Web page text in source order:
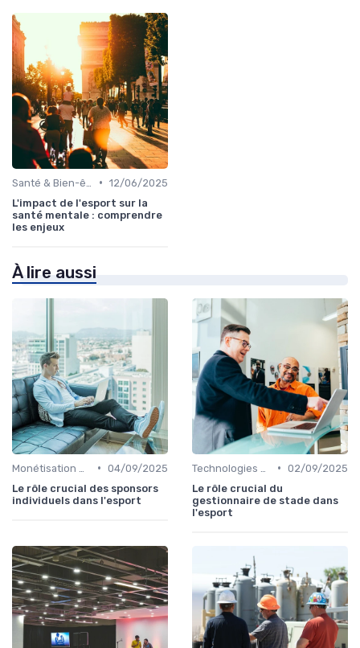
• 12/06/2025
L'impact de l'esport sur la
santé mentale : comprendre
les enjeux
À lire aussi
• 04/09/2025
Le rôle crucial des sponsors
individuels dans l'esport
• 02/09/2025
Le rôle crucial du
gestionnaire de stade dans
l'esport